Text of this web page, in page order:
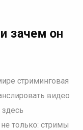
зачем он
стриминговая
видео
только: стримы